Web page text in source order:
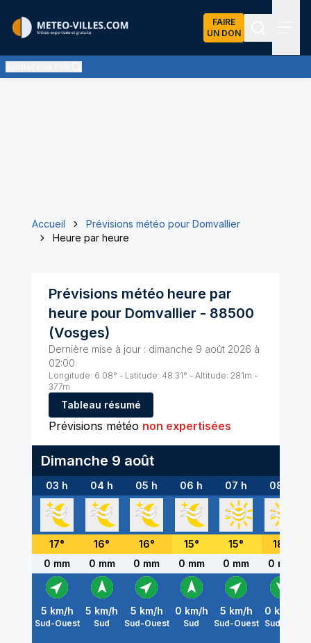
FAIRE
UN DON
Accueil
Prévisions météo pour Domvallier
Heure par heure
Prévisions météo heure par
heure pour Domvallier - 88500
(Vosges)
Dernière mise à jour : dimanche 9 août 2026 à
02:00
Longitude: 6.08° - Latitude: 48.31° - Altitude: 281m -
377m
Tableau résumé
Prévisions météo non expertisées
Dimanche 9 août
03 h 04 h 05 h 06 h 07 h 08 h
17° 16° 16° 15° 15° 18
0 mm
0 mm 0 mm 0 mm 0 mm 0 mm
5 km/h
Sud-Ouest
5 km/h
Sud
5 km/h
Sud-Ouest
0 km/h
Sud
5 km/h
Sud-Ouest
0 km/h
Sud-Est